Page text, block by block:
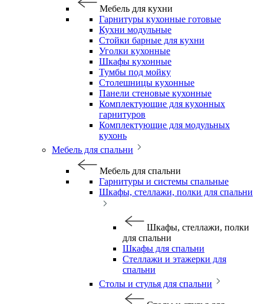
Мебель для кухни
Гарнитуры кухонные готовые
Кухни модульные
Стойки барные для кухни
Уголки кухонные
Шкафы кухонные
Тумбы под мойку
Столешницы кухонные
Панели стеновые кухонные
Комплектующие для кухонных
гарнитуров
Комплектующие для модульных
кухонь
Мебель для спальни
Мебель для спальни
Гарнитуры и системы спальные
Шкафы, стеллажи, полки для спальни
Шкафы, стеллажи, полки
для спальни
Шкафы для спальни
Стеллажи и этажерки для
спальни
Столы и стулья для спальни